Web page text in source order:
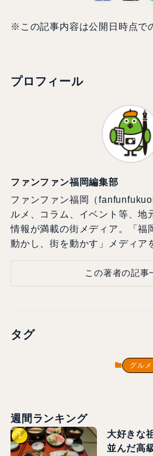
※この記事内容は公開日時点で
プロフィール
ファンファン福岡編集部
ファンファン福岡（
ルメ、コラム、イベント等、地
情報が満載の街メディア。「福
動かし、街を動かす」メディア
この著者の記事
タグ
グルメ
週間ランキング
大好きな
並んだ高